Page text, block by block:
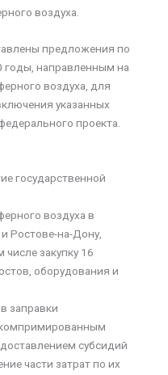
воздуха.
предложения по
направленным на
воздуха, для
указанных
проекта.
государственной
воздуха в
Ростове-на-Дону,
закупку 16
оборудования и
заправки
субсидий
части затрат по их